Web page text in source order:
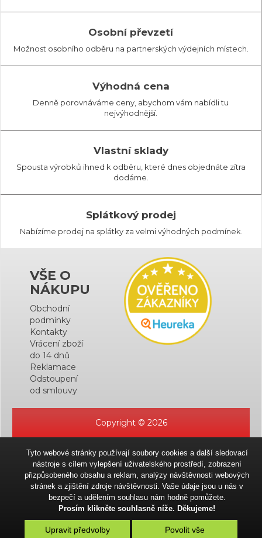
Osobní převzetí
Možnost osobního odběru na partnerských výdejních místech.
Výhodná cena
Denně porovnáváme ceny, abychom vám nabídli tu
nejvýhodnější.
Vlastní sklady
Spousta výrobků ihned k odběru, které dnes objednáte zítra
dodáme.
Splátkový prodej
Nabízíme prodej na splátky za velmi výhodných podmínek.
VŠE O
NÁKUPU
Obchodní
podmínky
Kontakty
Vrácení zboží
do 14 dnů
Reklamace
Odstoupení
od smlouvy
Copyright © 2026
Tyto webové stránky používají soubory cookies a další sledovací
nástroje s cílem vylepšení uživatelského prostředí, zobrazení
přizpůsobeného obsahu a reklam, analýzy návštěvnosti webových
stránek a zjištění zdroje návštěvnosti. Vaše údaje jsou u nás v
bezpečí a udělením souhlasu nám hodně pomůžete.
Prosím klikněte souhlasně níže. Děkujeme!
Upravit předvolby Povolit vše